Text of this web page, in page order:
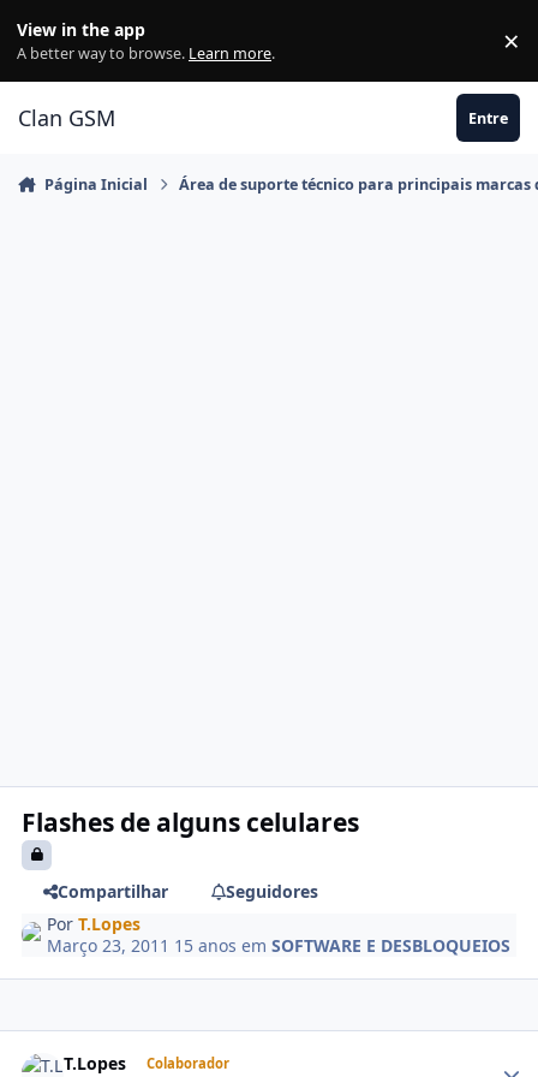
View in the app
A better way to browse. Learn more. ×
Clan GSM Entre
Página Inicial Área de suporte técnico para principais marcas
Flashes de alguns celulares
Compartilhar
Seguidores
PorT.Lopes
Março 23, 2011 15 anos emSOFTWARE E DESBLOQUEIOS
T.Lopes Colaborador